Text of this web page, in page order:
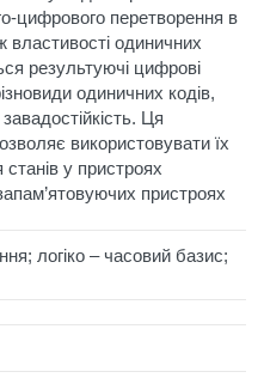
цифрового перетворення в
властивості одиничних
результуючі цифрові
одиничних кодів,
Ця
використовувати їх
у пристроях
пристроях
логіко – часовий базис;